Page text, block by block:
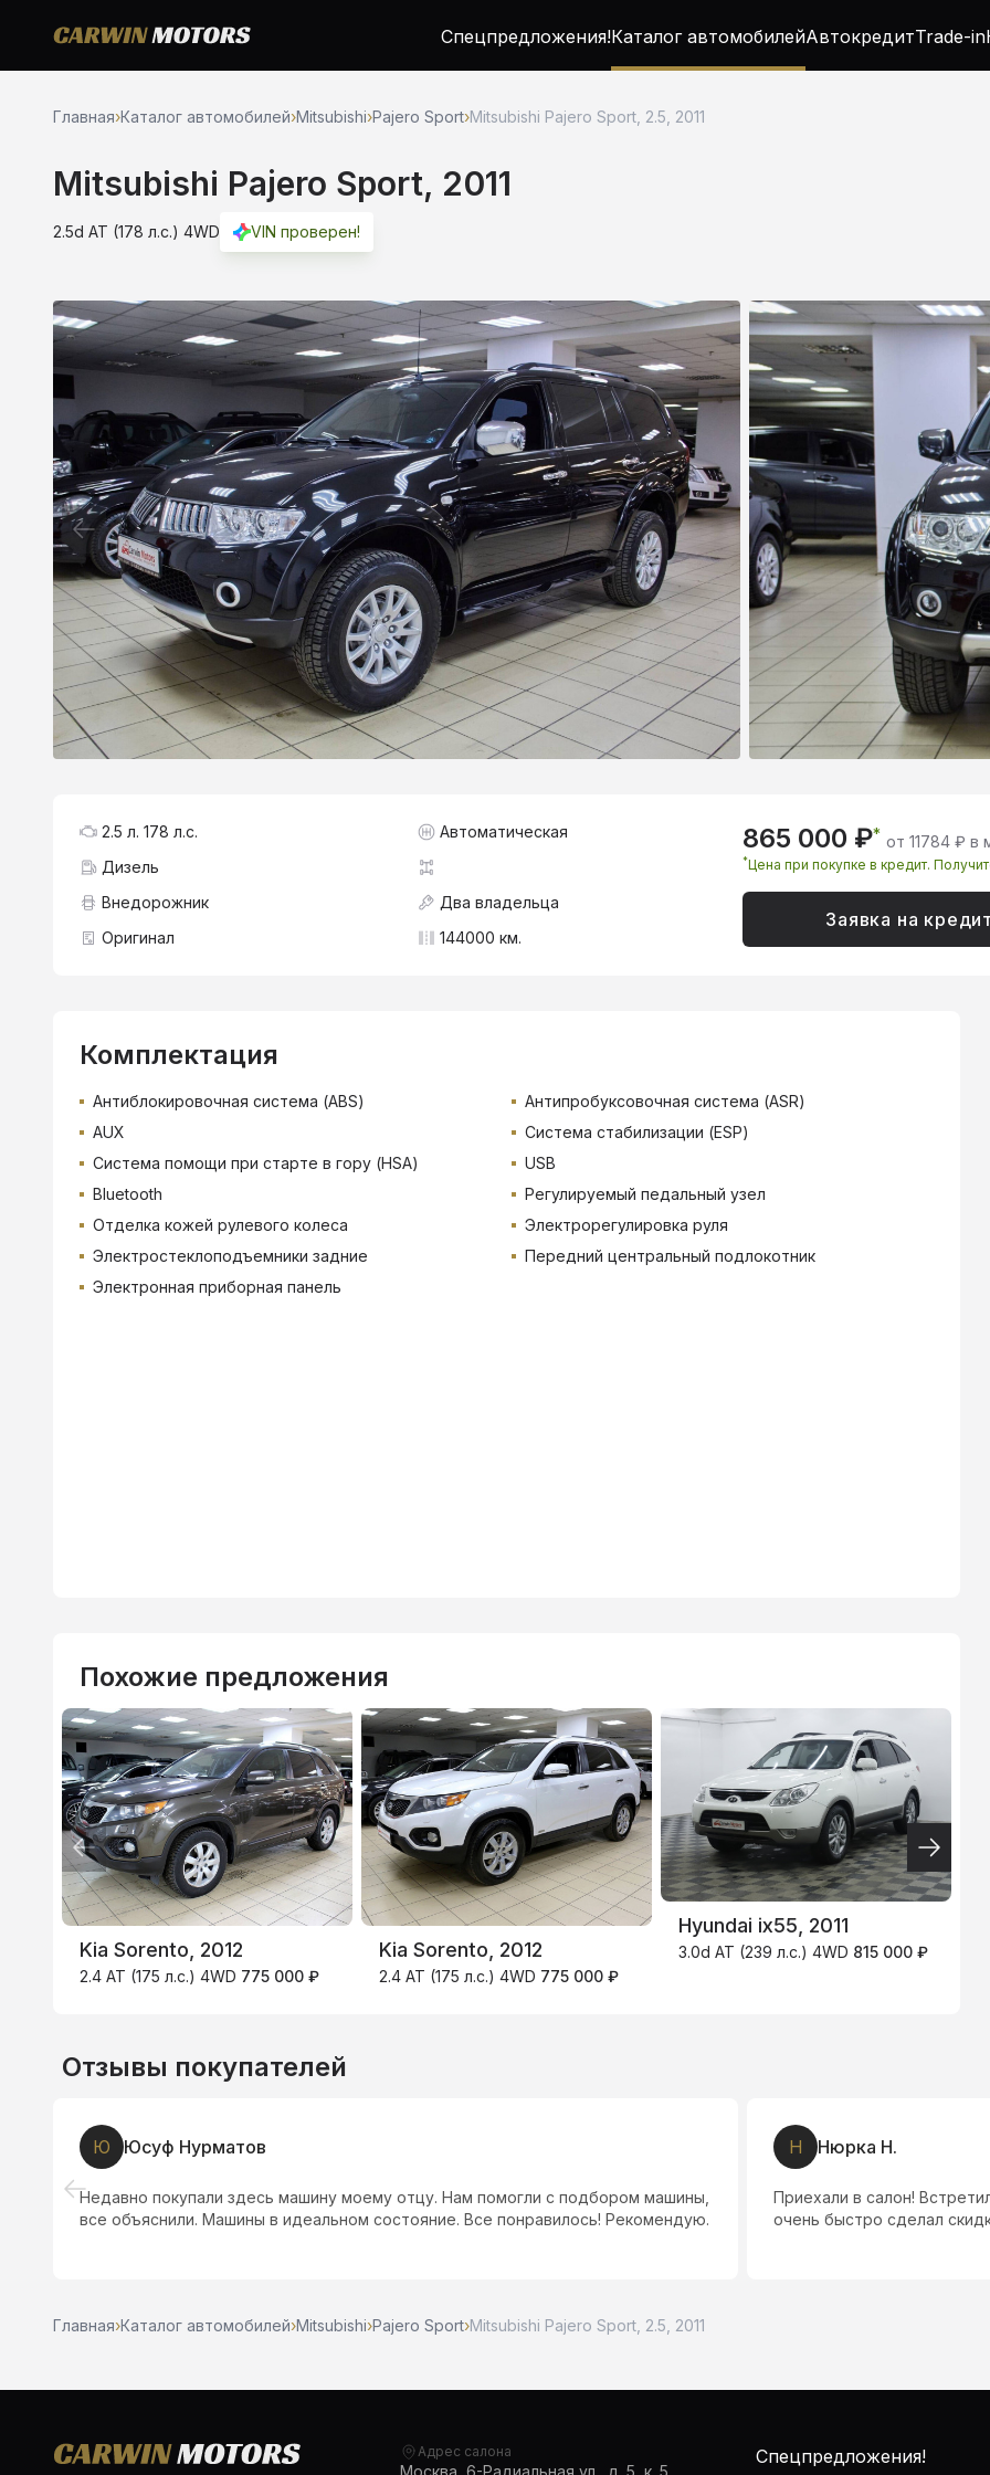
Спецпредложения!Каталог автомобилейАвтокредитTrade-in
Главная›Каталог автомобилей›Mitsubishi›Pajero Sport›Mitsubishi Pajero Sport, 2.5, 2011
Mitsubishi Pajero Sport, 2011
2.5d AT (178 л.с.) 4WD VIN проверен!
865 000 ₽* от 11784 ₽ в
*Цена при покупке в кредит.
Заявка на кредит
2.5 л. 178 л.с.
Автоматическая
Дизель
Внедорожник
Два владельца
Оригинал
144000 км.
Комплектация
Антиблокировочная система (ABS)
Антипробуксовочная система (ASR)
AUX
Система стабилизации (ESP)
Система помощи при старте в гору (HSA)
USB
Bluetooth
Регулируемый педальный узел
Отделка кожей рулевого колеса
Электрорегулировка руля
Электростеклоподъемники задние
Передний центральный подлокотник
Электронная приборная панель
Похожие предложения
Kia Sorento, 2012
2.4 AT (175 л.с.) 4WD 775 000 ₽
Kia Sorento, 2012
2.4 AT (175 л.с.) 4WD 775 000 ₽
Hyundai ix55, 2011
3.0d AT (239 л.с.) 4WD 815 000 ₽
ВТБ
3.9%
Отзывы покупателей
Ю Юсуф Нурматов
Недавно покупали здесь машину моему отцу. Нам помогли с подбором машины,
все объяснили. Машины в идеальном состояние. Все понравилось! Рекомендую.
Н Нюрка Н.
Приехали в салон!
очень быстро сделал
Главная›Каталог автомобилей›Mitsubishi›Pajero Sport›Mitsubishi Pajero Sport, 2.5, 2011
Адрес салона
Москва, 6-Радиальная ул., д. 5, к. 5
Спецпредложения!